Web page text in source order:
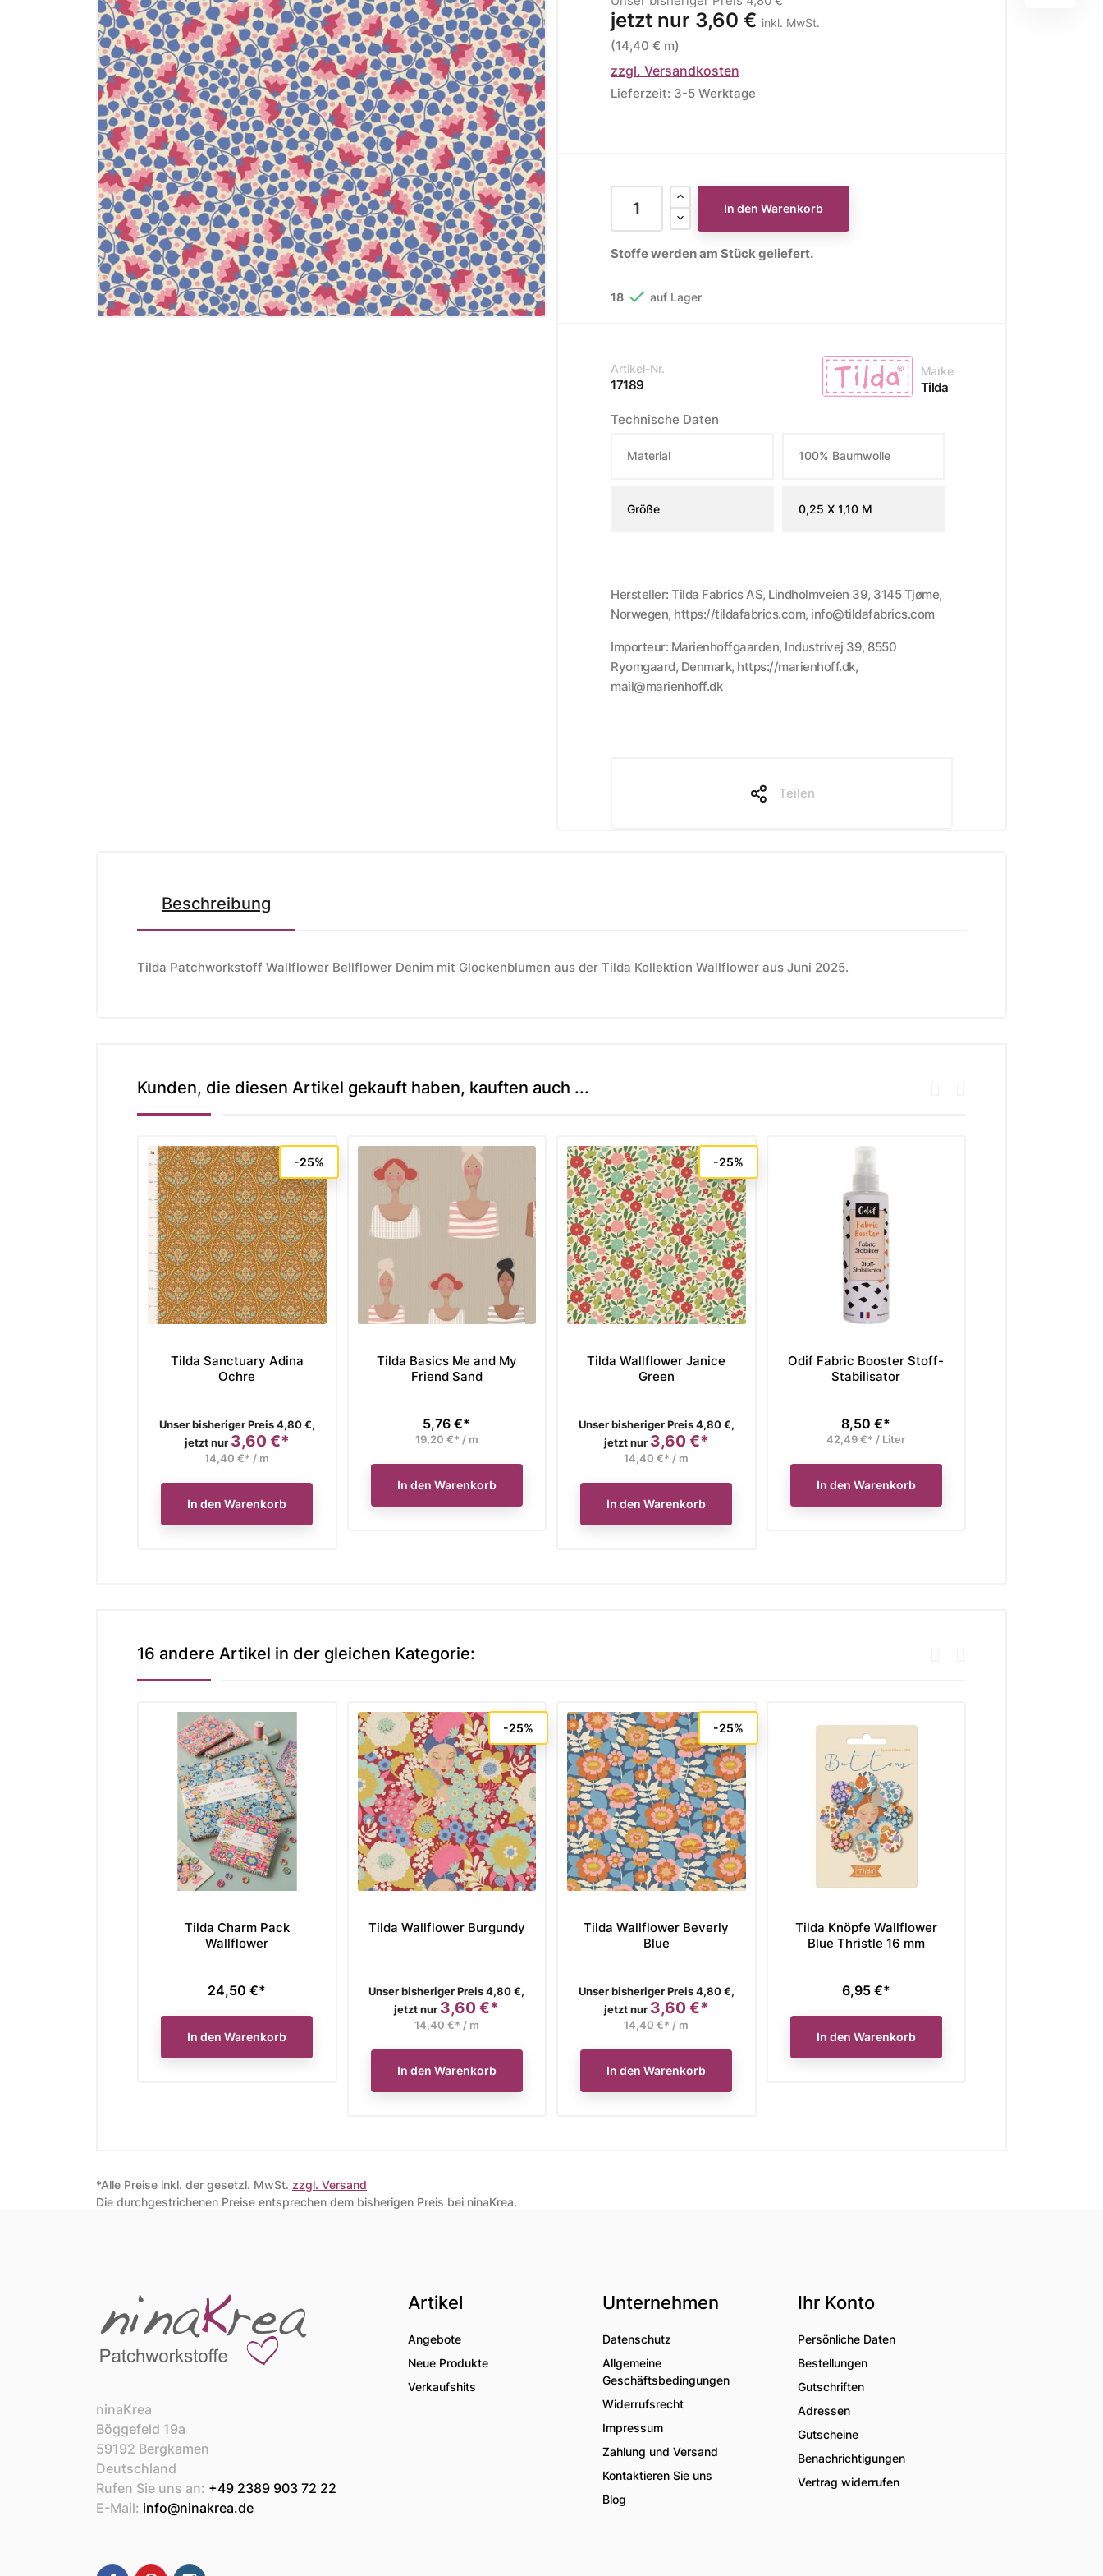
Tilda - ältere Kollektionen
Tilda Basics
Tilda Hautstoff
MARKENSTOFFE
Markenstoffe
MUSTER
Muster
Pine
Card
jetzt nur 3,60 € inkl. MwSt.
(14,40 € m)
zzgl. Versandkosten
Lieferzeit: 3-5 Werktage
In den Warenkorb
Stoffe werden am Stück geliefert.
18  auf Lager
Artikel-Nr.
17189
Marke
Tilda
Technische Daten
Material 100% Baumwolle
Größe 0,25 X 1,10 M
Hersteller: Tilda Fabrics AS, Lindholmveien 39, 3145 Tjøme,
Norwegen, https://tildafabrics.com, info@tildafabrics.com
Importeur: Marienhoffgaarden, Industrivej 39, 8550
Ryomgaard, Denmark, https://marienhoff.dk,
mail@marienhoff.dk
Teilen
Beschreibung
Tilda Patchworkstoff Wallflower Bellflower Denim mit Glockenblumen aus der Tilda Kollektion Wallflower aus Juni 2025.
Kunden, die diesen Artikel gekauft haben, kauften auch ...
Tilda Sanctuary Adina
Ochre
Verkaufspreis
Unser bisheriger Preis 4,80 €,
jetzt nur
-25%
Preis
3,60 €*
14,40 €* / m
In den Warenkorb
Tilda Basics Me and My
Friend Sand
Preis
5,76 €*
19,20 €* / m
In den Warenkorb
Tilda Wallflower Janice
Green
Verkaufspreis
Unser bisheriger Preis 4,80 €,
jetzt nur
-25%
Preis
3,60 €*
14,40 €* / m
In den Warenkorb
Odif Fabric Booster Stoff-
Stabilisator
Preis
8,50 €*
42,49 €* / Liter
In den Warenkorb
16 andere Artikel in der gleichen Kategorie:
Tilda Charm Pack
Wallflower
Preis
24,50 €*
In den Warenkorb
Tilda Wallflower Burgundy
Verkaufspreis
Unser bisheriger Preis 4,80 €,
jetzt nur
-25%
Preis
3,60 €*
14,40 €* / m
In den Warenkorb
Tilda Wallflower Beverly
Blue
Verkaufspreis
Unser bisheriger Preis 4,80 €,
jetzt nur
-25%
Preis
3,60 €*
14,40 €* / m
In den Warenkorb
Tilda Knöpfe Wallflower
Blue Thristle 16 mm
Preis
6,95 €*
In den Warenkorb
*Alle Preise inkl. der gesetzl. MwSt. zzgl. Versand
Die durchgestrichenen Preise entsprechen dem bisherigen Preis bei ninaKrea.
ninaKrea
Böggefeld 19a
59192 Bergkamen
Deutschland
Rufen Sie uns an: +49 2389 903 72 22
E-Mail: info@ninakrea.de
Artikel
Angebote
Neue Produkte
Verkaufshits
Unternehmen
Datenschutz
Allgemeine
Geschäftsbedingungen
Widerrufsrecht
Impressum
Zahlung und Versand
Kontaktieren Sie uns
Blog
Ihr Konto
Persönliche Daten
Bestellungen
Gutschriften
Adressen
Gutscheine
Benachrichtigungen
Vertrag widerrufen